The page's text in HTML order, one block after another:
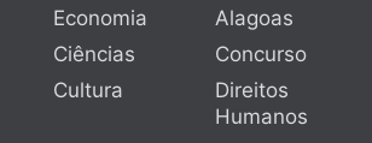
Economia
Alagoas
Ciências
Concurso
Cultura
Direitos
Humanos